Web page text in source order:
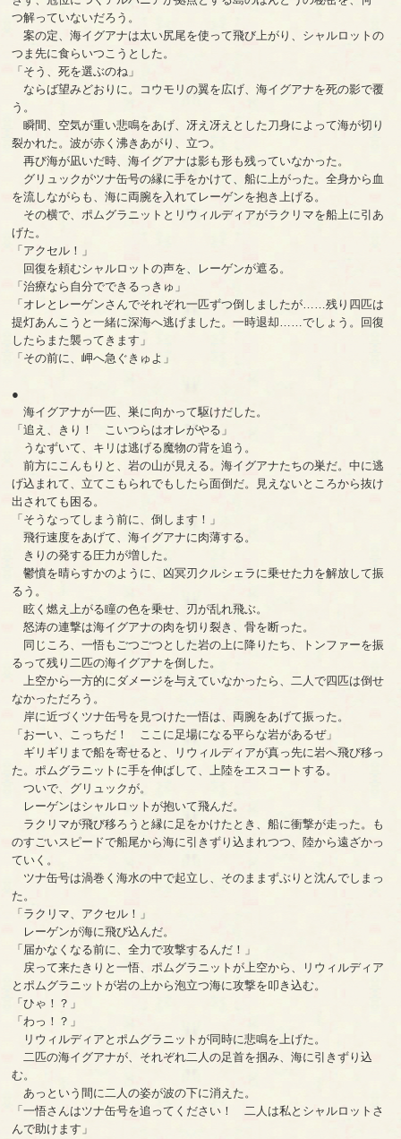
つ解っていないだろう。
案の定、海イグアナは太い尻尾を使って飛び上がり、シャルロットの
つま先に食らいつこうとした。
「そう、死を選ぶのね」
ならば望みどおりに。コウモリの翼を広げ、海イグアナを死の影で覆
う。
瞬間、空気が重い悲鳴をあげ、冴え冴えとした刀身によって海が切り
裂かれた。波が赤く沸きあがり、立つ。
再び海が凪いだ時、海イグアナは影も形も残っていなかった。
グリュックがツナ缶号の縁に手をかけて、船に上がった。全身から血
を流しながらも、海に両腕を入れてレーゲンを抱き上げる。
その横で、ポムグラニットとリウィルディアがラクリマを船上に引あ
げた。
「アクセル！」
回復を頼むシャルロットの声を、レーゲンが遮る。
「治療なら自分でできるっきゅ」
「オレとレーゲンさんでそれぞれ一匹ずつ倒しましたが……残り四匹は
提灯あんこうと一緒に深海へ逃げました。一時退却……でしょう。回復
したらまた襲ってきます」
「その前に、岬へ急ぐきゅよ」
●
海イグアナが一匹、巣に向かって駆けだした。
「追え、きり！ こいつらはオレがやる」
うなずいて、キリは逃げる魔物の背を追う。
前方にこんもりと、岩の山が見える。海イグアナたちの巣だ。中に逃
げ込まれて、立てこもられでもしたら面倒だ。見えないところから抜け
出されても困る。
「そうなってしまう前に、倒します！」
飛行速度をあげて、海イグアナに肉薄する。
きりの発する圧力が増した。
鬱憤を晴らすかのように、凶冥刃クルシェラに乗せた力を解放して振
るう。
眩く燃え上がる瞳の色を乗せ、刃が乱れ飛ぶ。
怒涛の連撃は海イグアナの肉を切り裂き、骨を断った。
同じころ、一悟もごつごつとした岩の上に降りたち、トンファーを振
るって残り二匹の海イグアナを倒した。
上空から一方的にダメージを与えていなかったら、二人で四匹は倒せ
なかっただろう。
岸に近づくツナ缶号を見つけた一悟は、両腕をあげて振った。
「おーい、こっちだ！ ここに足場になる平らな岩があるぜ」
ギリギリまで船を寄せると、リウィルディアが真っ先に岩へ飛び移っ
た。ポムグラニットに手を伸ばして、上陸をエスコートする。
ついで、グリュックが。
レーゲンはシャルロットが抱いて飛んだ。
ラクリマが飛び移ろうと縁に足をかけたとき、船に衝撃が走った。も
のすごいスピードで船尾から海に引きずり込まれつつ、陸から遠ざかっ
ていく。
ツナ缶号は渦巻く海水の中で起立し、そのままずぶりと沈んでしまっ
た。
「ラクリマ、アクセル！」
レーゲンが海に飛び込んだ。
「届かなくなる前に、全力で攻撃するんだ！」
戻って来たきりと一悟、ポムグラニットが上空から、リウィルディア
とポムグラニットが岩の上から泡立つ海に攻撃を叩き込む。
「ひゃ！？」
「わっ！？」
リウィルディアとポムグラニットが同時に悲鳴を上げた。
二匹の海イグアナが、それぞれ二人の足首を掴み、海に引きずり込
む。
あっという間に二人の姿が波の下に消えた。
「一悟さんはツナ缶号を追ってください！ 二人は私とシャルロットさ
んで助けます」